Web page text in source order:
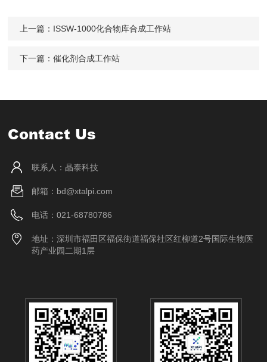
上一篇： ISSW-1000化合物库合成工作站
下一篇：催化剂合成工作站
Contact Us
联系人：晶泰科技
邮箱：bd@xtalpi.com
电话：021-68780786
地址：深圳市福田区福保街道福保社区红柳道2号国际生物医
药产业园二期1层